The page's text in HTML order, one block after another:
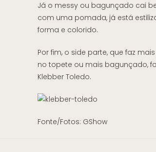
Já o messy ou bagunçado cai
com uma pomada, já está
forma e colorido.
Por fim, o side parte, que faz
no topete ou mais bagunçado,
Klebber Toledo.
Fonte/Fotos: GShow